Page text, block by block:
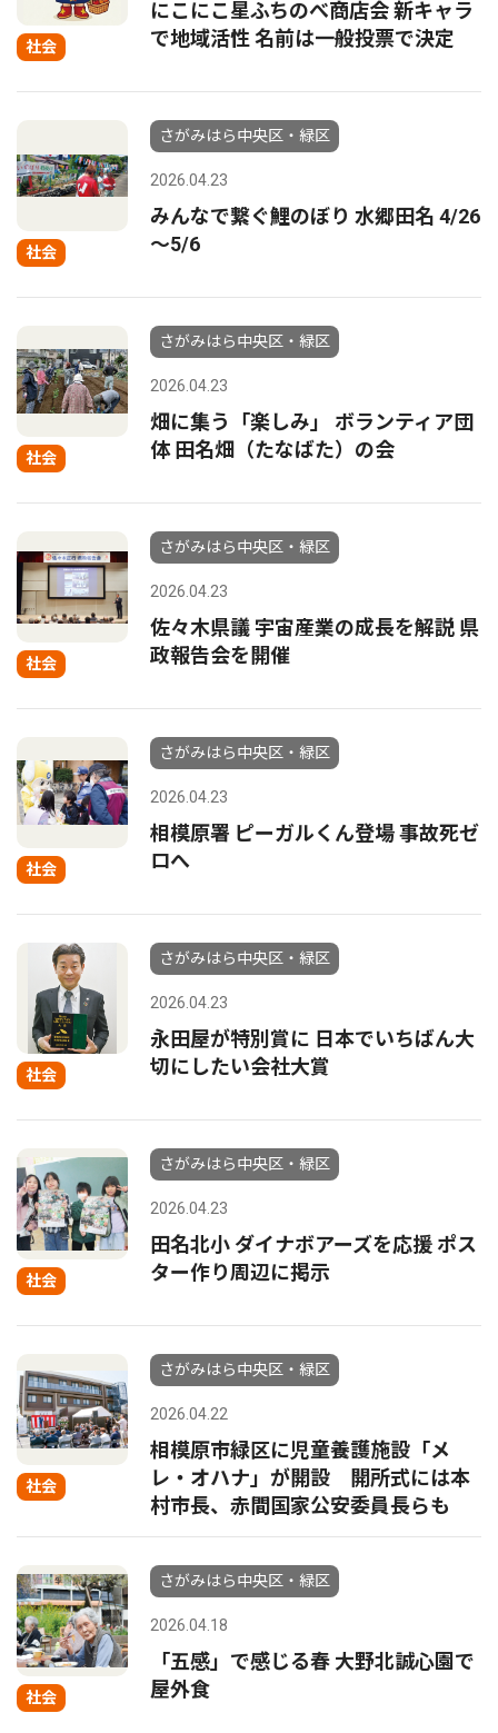
社会
にこにこ星ふちのべ商店会 新キャラ
で地域活性 名前は一般投票で決定
社会
さがみはら中央区・緑区
2026.04.23
みんなで繋ぐ鯉のぼり 水郷田名 4/26
～5/6
社会
さがみはら中央区・緑区
2026.04.23
畑に集う「楽しみ」 ボランティア団
体 田名畑（たなばた）の会
社会
さがみはら中央区・緑区
2026.04.23
佐々木県議 宇宙産業の成長を解説 県
政報告会を開催
社会
さがみはら中央区・緑区
2026.04.23
相模原署 ピーガルくん登場 事故死ゼ
ロへ
社会
さがみはら中央区・緑区
2026.04.23
永田屋が特別賞に 日本でいちばん大
切にしたい会社大賞
社会
さがみはら中央区・緑区
2026.04.23
田名北小 ダイナボアーズを応援 ポス
ター作り周辺に掲示
社会
さがみはら中央区・緑区
2026.04.22
相模原市緑区に児童養護施設「メ
レ・オハナ」が開設 開所式には本
村市長、赤間国家公安委員長らも
社会
さがみはら中央区・緑区
2026.04.18
「五感」で感じる春 大野北誠心園で
屋外食